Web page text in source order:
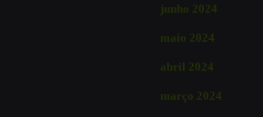
junho 2024
maio 2024
abril 2024
março 2024